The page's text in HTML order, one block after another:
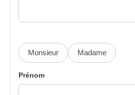
Monsieur Madame
Prénom